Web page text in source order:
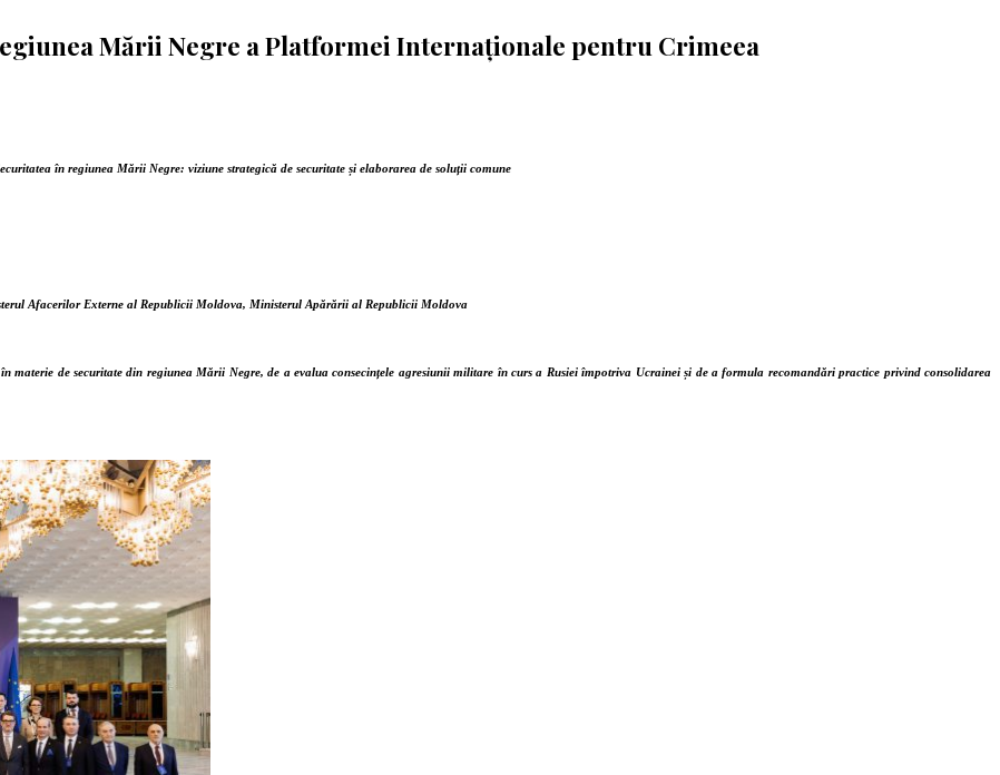
Mării Negre a Platformei Internaționale pentru Crimeea
în regiunea Mării Negre: viziune strategică de securitate și elaborarea de soluții comune
Afacerilor Externe al Republicii Moldova, Ministerul Apărării al Republicii Moldova
materie de securitate din regiunea Mării Negre, de a evalua consecințele agresiunii militare în curs a Rusiei împotriva Ucrainei și de a formula recomandări practice privind consolidarea